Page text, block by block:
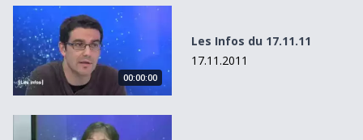
Les Infos du 17.11.11
00:00:00
Les Infos du 17.11.11
17.11.2011
Les Infos du 07.03.12